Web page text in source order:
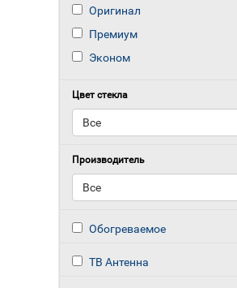
Оригинал
Премиум
Эконом
Цвет стекла
Все
Производитель
Все
Обогреваемое
ТВ Антенна